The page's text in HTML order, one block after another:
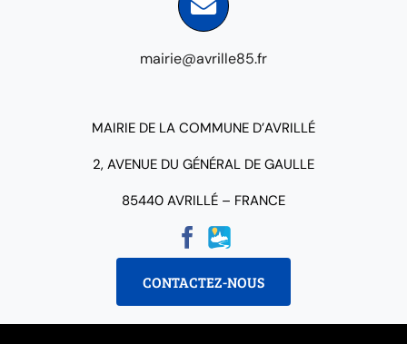
mairie@avrille85.fr
MAIRIE DE LA COMMUNE D’AVRILLÉ
2, AVENUE DU GÉNÉRAL DE GAULLE
85440 AVRILLÉ – FRANCE
CONTACTEZ-NOUS